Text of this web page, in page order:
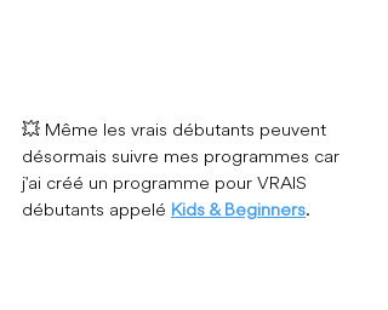
💥 Même les vrais débutants peuvent
désormais suivre mes programmes car
j'ai créé un programme pour VRAIS
débutants appelé Kids & Beginners.